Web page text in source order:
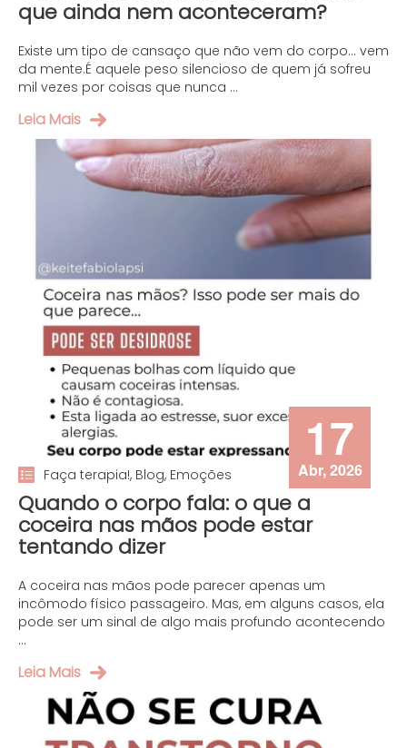
que ainda nem aconteceram?
Existe um tipo de cansaço que não vem do corpo… vem
da mente.É aquele peso silencioso de quem já sofreu
mil vezes por coisas que nunca ...
Leia Mais
17
Abr, 2026
Faça terapia!, Blog, Emoções
Quando o corpo fala: o que a
coceira nas mãos pode estar
tentando dizer
A coceira nas mãos pode parecer apenas um
incômodo físico passageiro. Mas, em alguns casos, ela
pode ser um sinal de algo mais profundo acontecendo
...
Leia Mais